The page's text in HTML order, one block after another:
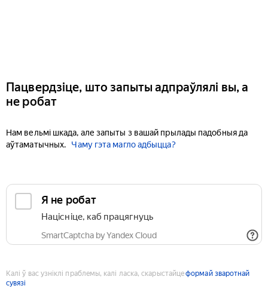
Пацвердзіце, што запыты адпраўлялі вы, а
не робат
Нам вельмі шкада, але запыты з вашай прылады падобныя да
аўтаматычных.
Чаму гэта магло адбыцца?
Я не робат
Націсніце, каб працягнуць
SmartCaptcha by Yandex Cloud
Калі ў вас узніклі праблемы, калі ласка, скарыстайцеформай зваротнай
сувязі